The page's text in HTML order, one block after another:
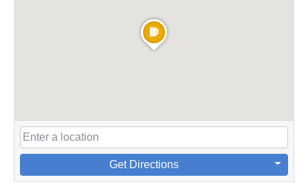
Get Directions